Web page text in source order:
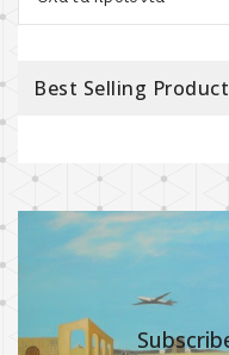
Best Selling